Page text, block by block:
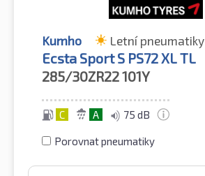
Kumho Letní pneumatiky
Ecsta Sport S PS72 XL TL
285/30ZR22101Y
C A 75 dB
Porovnat pneumatiky